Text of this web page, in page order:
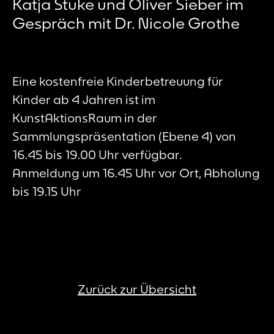
Katja Stuke und Oliver Sieber im
Gespräch mit Dr. Nicole Grothe
Eine kostenfreie Kinderbetreuung für
Kinder ab 4 Jahren ist im
KunstAktionsRaum in der
Sammlungspräsentation (Ebene 4) von
16.45 bis 19.00 Uhr verfügbar.
Anmeldung um 16.45 Uhr vor Ort, Abholung
bis 19.15 Uhr
Zurück zur Übersicht